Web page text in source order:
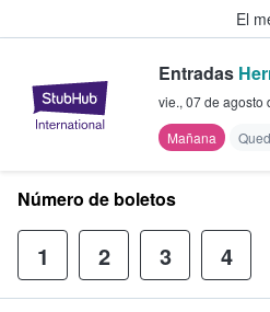
El
StubHub:
Entradas
vie., 07 de agosto
Mañana
Número de boletos
1 2 3 4